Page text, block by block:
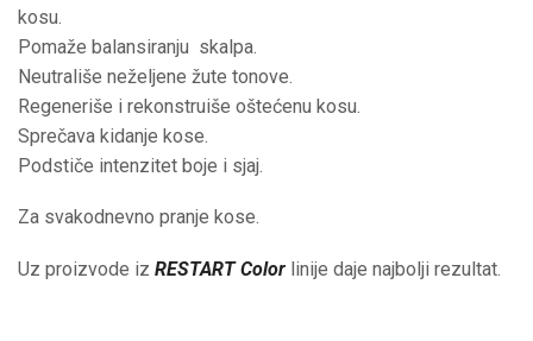
kosu.
Pomaže balansiranju skalpa.
Neutrališe neželjene žute tonove.
Regeneriše i rekonstruiše oštećenu kosu.
Sprečava kidanje kose.
Podstiče intenzitet boje i sjaj.
Za svakodnevno pranje kose.
Uz proizvode iz RESTART Color linije daje najbolji rezultat.